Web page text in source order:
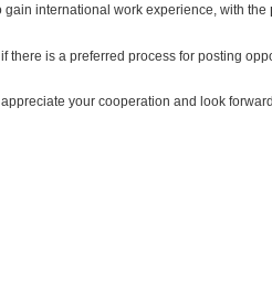
international work experience, with the
there is a preferred process for posting
your cooperation and look